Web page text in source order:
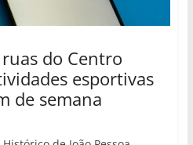
do Centro
esportivas
de semana